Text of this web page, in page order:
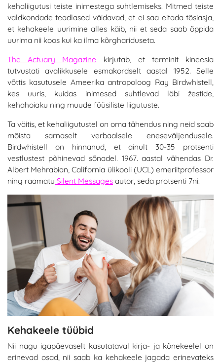
kehaliigutusi teiste inimestega suhtlemiseks. Mitmed teiste
valdkondade teadlased väidavad, et ei saa eitada tõsiasja,
et kehakeele uurimine alles käib, nii et seda saab õppida
uurima nii koos kui ka ilma kõrghariduseta.
The Actuary Magazine kirjutab, et terminit kineesia
tutvustati avalikkusele esmakordselt aastal 1952. Selle
võttis kasutusele Ameerika antropoloog Ray Birdwhistell,
kes uuris, kuidas inimesed suhtlevad läbi žestide,
kehahoiaku ning muude füüsiliste liigutuste.
Ta väitis, et kehaliigutustel on oma tähendus ning neid saab
mõista sarnaselt verbaalsele eneseväljendusele.
Birdwhistell on hinnanud, et ainult 30-35 protsenti
vestlustest põhinevad sõnadel. 1967. aastal vähendas Dr.
Albert Mehrabian, California ülikooli (UCL) emeriitprofessor
ning raamatu Silent Messages autor, seda protsenti 7ni.
Kehakeele tüübid
Nii nagu igapäevaselt kasutataval kirja- ja kõnekeelel on
erinevad osad, nii saab ka kehakeele jagada erinevateks